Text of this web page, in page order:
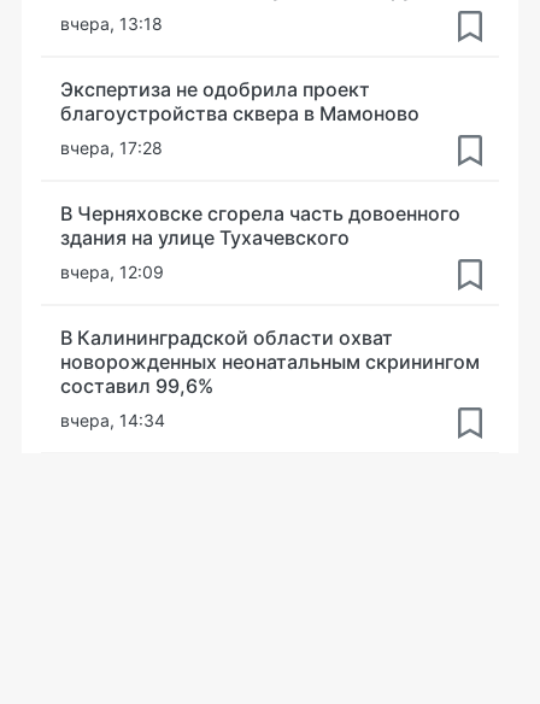
вчера, 13:18
Экспертиза не одобрила проект
благоустройства сквера в Мамоново
вчера, 17:28
В Черняховске сгорела часть довоенного
здания на улице Тухачевского
вчера, 12:09
В Калининградской области охват
новорожденных неонатальным скринингом
составил 99,6%
вчера, 14:34